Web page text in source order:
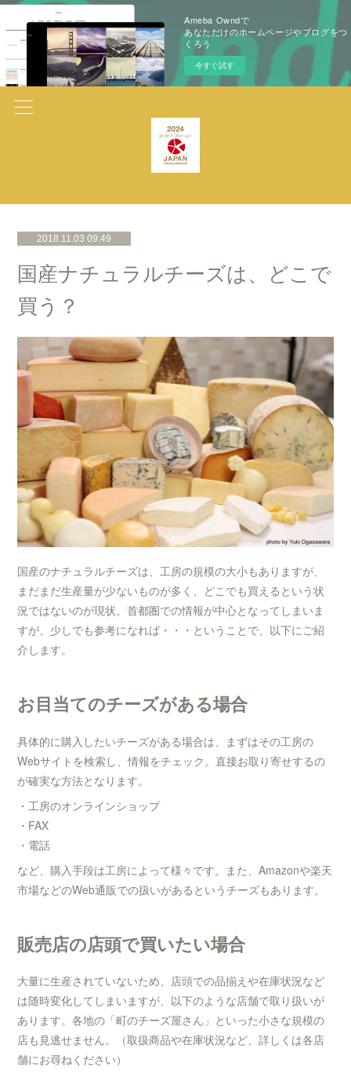
Ameba Owndで
あなただけのホームページやブログをつ
くろう
今すぐ試す
2018.11.03 09:49
国産ナチュラルチーズは、どこで
買う？
国産のナチュラルチーズは、工房の規模の大小もありますが、
まだまだ生産量が少ないものが多く、どこでも買えるという状
況ではないのが現状。首都圏での情報が中心となってしまいま
すが、少しでも参考になれば・・・ということで、以下にご紹
介します。
お目当てのチーズがある場合
具体的に購入したいチーズがある場合は、まずはその工房の
Webサイトを検索し、情報をチェック。直接お取り寄せするの
が確実な方法となります。
・工房のオンラインショップ
・FAX
・電話
など、購入手段は工房によって様々です。また、Amazonや楽天
市場などのWeb通販での扱いがあるというチーズもあります。
販売店の店頭で買いたい場合
大量に生産されていないため、店頭での品揃えや在庫状況など
は随時変化してしまいますが、以下のような店舗で取り扱いが
あります。各地の「町のチーズ屋さん」といった小さな規模の
店も見逃せません。（取扱商品や在庫状況など、詳しくは各店
舗にお尋ねください）